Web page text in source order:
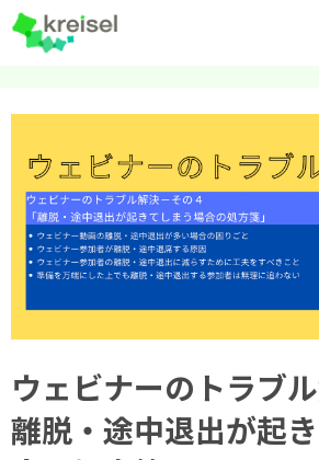
クライゼルの使い方
資料DL・ウェビナー一
料金・プラン
よくあるご質問
CRMラボ
ウェビナーのトラブ
離脱・途中退出が起